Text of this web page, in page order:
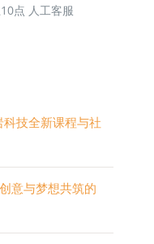
点 人工客服
技全新课程与社
意与梦想共筑的